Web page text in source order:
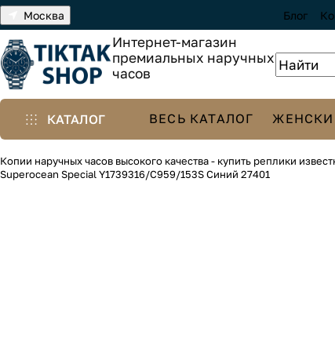
Москва Блог
Интернет-магазин
премиальных наручных
часов
КАТАЛОГ ВЕСЬ КАТАЛОГ
Копии наручных часов высокого качества - купить реплики
Superocean Special Y1739316/C959/153S Синий 27401